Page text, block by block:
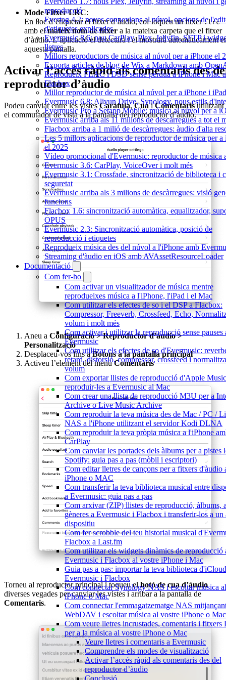
reproducció
Evertag 4.2: noves connexions al núvol, opcions de
d'etiquetes explicades
Evermusic 8.6: nou CarPlay, Plex, Jellyfin, SFTP i
lletres
Millors reproductors de música al núvol per a iPhone el
Exporta articles de blog de Wix a Markdown amb
Reprodueix FLAC i DSD sense pèrdua a iPhone i Mac
Flacbox
Millor reproductor de música al núvol per a iPhone i iPad
Evermusic 6.8: Aliyun Drive, Synology, nous estils
Evermusic Pro a Setapp Mobile: música al núvol per a
Evermusic arriba als 11 milions de descàrregues a tot el
Flacbox arriba a 1 milió de descàrregues: àudio d'alta
Les 5 millors aplicacions de reproductor de música per a
el 2025
Vídeo promocional d'Evermusic: reproductor de música
Evermusic 3.6: CarPlay, VoiceOver i molt més
Evermusic 3.1: Crossfade, sincronització de biblioteca i
seguretat
Evermusic arriba als 3 milions de descàrregues: visió
funcions
Flacbox 1.6: sincronització automàtica, equalitzador,
OPUS
Evermusic 2.3: Sincronització automàtica, posició de
reproducció i etiquetes
Reprodueix música des del núvol a l'iPhone amb
Streaming d'àudio en iOS amb AVAssetResourceLoader
Documentació
Com fer-ho
Com activar un visualitzador de música mentre
reprodueixes música a l'iPhone, l'iPad i el Mac
Com utilitzar els efectes de so i el DSP a Flacbox:
Compressor, Freeverb, Crossfeed, Echo,
volum i molt més
Com activar i utilitzar la reproducció sense pauses
Evermusic
Com utilitzar els efectes de so d'Evermusic:
retard, distorsió, compressor, crossfeed i
volum
Com exportar llistes de reproducció d'Apple
reproduir-les a Evermusic al Mac
Com crear una llista de reproducció M3U per a
Archive o Live Music Archive
Com reproduir la teva música des de Mac / PC /
NAS a l'iPhone utilitzant el servidor Kodi DLNA
Com reproduir la teva pròpia música a l'iPhone
CarPlay
Com canviar les portades dels àlbums per a pistes
Spotify: guia pas a pas (mòbil i escriptori)
Com editar lletres de cançons per a fitxers d'àudio
iPhone o MAC
Com transferir la teva biblioteca musical entre
a Evermusic: guia pas a pas
Com arxivar (ZIP) llistes de reproducció, àlbums,
gèneres a Evermusic i Flacbox i transferir-los a un
dispositiu
Com fer scrobble del teu historial musical
Flacbox a Last.fm
Com utilitzar els widgets dinàmics de reproducció
Evermusic i Flacbox al vostre iPhone i Mac
Guia pas a pas: importar la teva biblioteca
Evermusic i Flacbox
Com connectar Synology NAS i escoltar música
iPhone o Mac
Com connectar l'emmagatzematge NAS
WebDAV i escoltar música al vostre iPhone o Mac
Com veure lletres incrustades, comentaris i fitxers
per a la música al vostre iPhone o Mac
Veure lletres i comentaris a Evermusic
Comprendre els modes de visualització
Activar l’accés ràpid als comentaris des del
reproductor d’àudio
Conclusió
Mode Fitxer LRC:
En lloc d’etiquetar el fitxer d’àudio, col·loqueu un fitxer.lrc
amb elmateix nom de fitxer a la mateixa carpeta que el fitxer
d’àudio. L’aplicació el detectarà i el mostrarà automàticament
aquesta pantalla.
Activar l’accés ràpid als comentaris des
reproductor d’àudio
Podeu canviar entre les vistesCaràtula,CuaiComentarisutilitzant
el commutador de vista a la pantalla del reproductor d’àudio.
Aneu a Configuració > Reproductor d’àudio >
Personalització
Desplaceu-vos fins aBotons a la pantalla principal
Activeu l’element del menúComentaris
Torneu al reproductor principal i toqueu elbotó de cua d’àudio
diverses vegades per canviar les vistes i arribar a la pantalla de
Comentaris.